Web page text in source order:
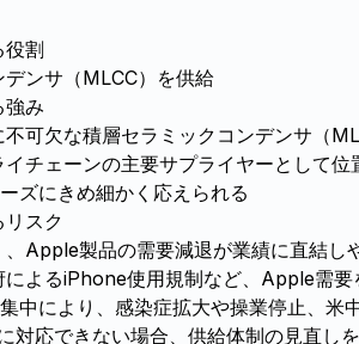
割
ンサ（MLCC）を供給
み
可欠な積層セラミックコンデンサ（
チェーンの主要サプライヤーとして位
ズにきめ細かく応えられる
スク
Apple製品の需要減退が業績に直結し
よるiPhone使用規制など、Apple需要
中により、感染症拡大や操業停止、米
対応できない場合、供給体制の見直し